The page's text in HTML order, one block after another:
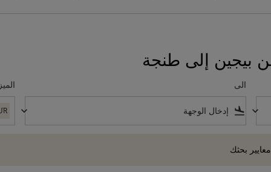
بيجين إلى طنجة
keyboard_arrow_down
الى
flight_land
keyboard_arrow_down
بحثك